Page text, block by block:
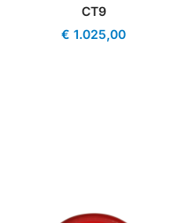
CT9
€ 1.025,00